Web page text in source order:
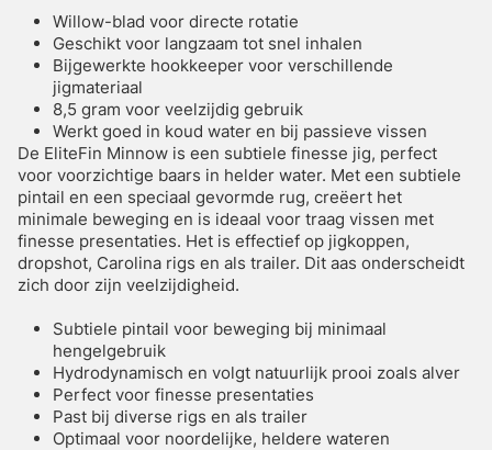
Willow-blad voor directe rotatie
Geschikt voor langzaam tot snel inhalen
Bijgewerkte hookkeeper voor verschillende
jigmateriaal
8,5 gram voor veelzijdig gebruik
Werkt goed in koud water en bij passieve vissen
De EliteFin Minnow is een subtiele finesse jig, perfect
voor voorzichtige baars in helder water. Met een subtiele
pintail en een speciaal gevormde rug, creëert het
minimale beweging en is ideaal voor traag vissen met
finesse presentaties. Het is effectief op jigkoppen,
dropshot, Carolina rigs en als trailer. Dit aas onderscheidt
zich door zijn veelzijdigheid.
Subtiele pintail voor beweging bij minimaal
hengelgebruik
Hydrodynamisch en volgt natuurlijk prooi zoals alver
Perfect voor finesse presentaties
Past bij diverse rigs en als trailer
Optimaal voor noordelijke, heldere wateren